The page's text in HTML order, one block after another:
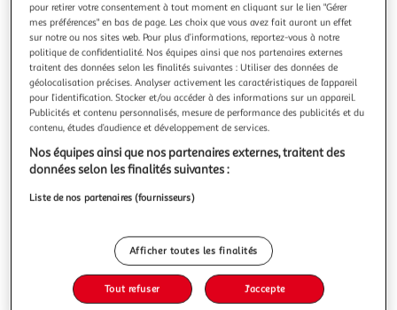
APPLE
iPhone 13 Pro reconditionné 128 Go - Grade C - Vert
[Entreprise Française] Produit contrôlé Labélisé RecQ
Reconditionnement de qualité / 100% fonctionnel / Câble
de charge fourni / Reconditionnement Service France
Garanti / Batterie > 80% / Etat esthétique : Grade C /
Garantie légale 24 mois
En savoir +
Vous voulez connaître le prix de ce produit ?
Afficher le prix
Indice de réparabilité
pour retirer votre consentement à tout moment en cliquant sur le lien "Gérer
mes préférences" en bas de page. Les choix que vous avez fait auront un effet
sur notre ou nos sites web. Pour plus d’informations, reportez-vous à notre
politique de confidentialité. Nos équipes ainsi que nos partenaires externes
traitent des données selon les finalités suivantes : Utiliser des données de
géolocalisation précises. Analyser activement les caractéristiques de l’appareil
pour l’identification. Stocker et/ou accéder à des informations sur un appareil.
Publicités et contenu personnalisés, mesure de performance des publicités et du
contenu, études d’audience et développement de services.
Nos équipes ainsi que nos partenaires externes, traitent des
données selon les finalités suivantes :
Liste de nos partenaires (fournisseurs)
Afficher toutes les finalités
Tout refuser J'accepte